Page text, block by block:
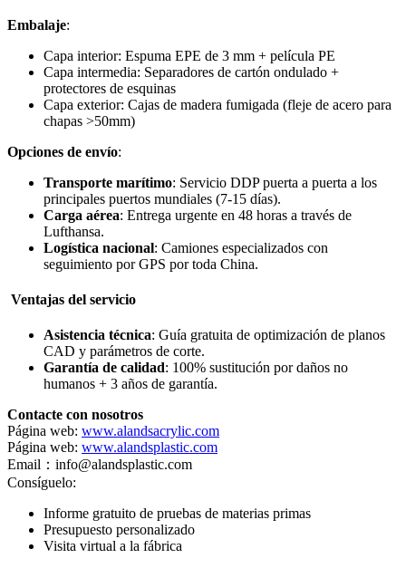
Embalaje:
Capa interior: Espuma EPE de 3 mm + película PE
Capa intermedia: Separadores de cartón ondulado +
protectores de esquinas
Capa exterior: Cajas de madera fumigada (fleje de acero para
chapas >50mm)
Opciones de envío:
Transporte marítimo: Servicio DDP puerta a puerta a los
principales puertos mundiales (7-15 días).
Carga aérea: Entrega urgente en 48 horas a través de
Lufthansa.
Logística nacional: Camiones especializados con
seguimiento por GPS por toda China.
Ventajas del servicio
Asistencia técnica: Guía gratuita de optimización de planos
CAD y parámetros de corte.
Garantía de calidad: 100% sustitución por daños no
humanos + 3 años de garantía.
Contacte con nosotros
Página web: www.alandsacrylic.com
Página web: www.alandsplastic.com
Email：info@alandsplastic.com
Consíguelo:
Informe gratuito de pruebas de materias primas
Presupuesto personalizado
Visita virtual a la fábrica